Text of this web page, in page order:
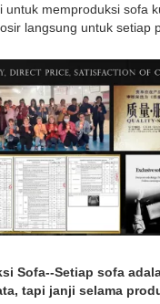
untuk memproduksi sofa
langsung untuk setiap
Sofa--Setiap sofa
tapi janji selama